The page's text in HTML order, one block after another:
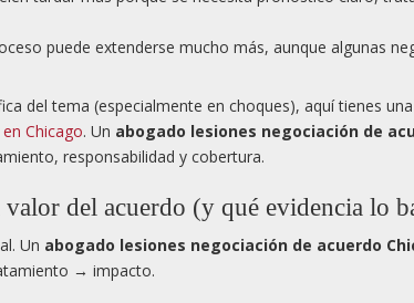
puede extenderse mucho más, aunque algunas
del tema (especialmente en choques), aquí tienes
Chicago. Un abogado lesiones negociación de
responsabilidad y cobertura.
valor del acuerdo (y qué evidencia lo
Un abogado lesiones negociación de acuerdo
→ impacto.